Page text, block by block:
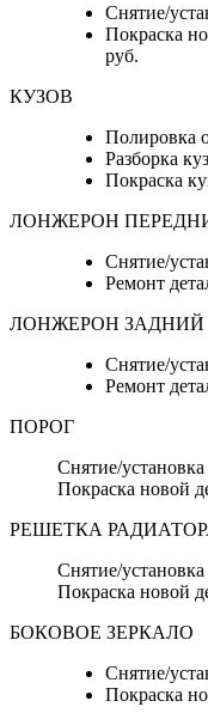
Снятие/
Покраска
руб.
КУЗОВ
Полировка
Разборка
Покраска
ЛОНЖЕРОН
Снятие/
Ремонт
ЛОНЖЕРОН ЗАДНИЙ
Снятие/
Ремонт
ПОРОГ
Снятие/
Покраска новой
РЕШЕТКА
Снятие/
Покраска новой
БОКОВОЕ ЗЕРКАЛО
Снятие/
Покраска